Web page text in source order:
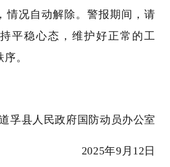
情况自动解除。警报期间，请
平稳心态，维护好正常的工
。
孚县人民政府国防动员办公室
2025年9月12日